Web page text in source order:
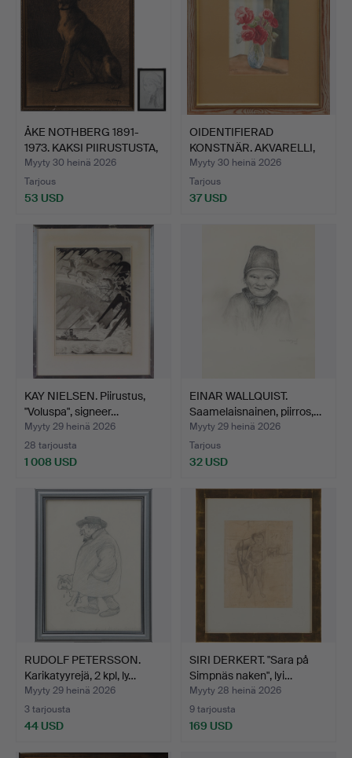
ÅKE NOTHBERG 1891-
1973. KAKSI PIIRUSTUSTA,
…
Myyty 30 heinä 2026
Tarjous
53 USD
OIDENTIFIERAD
KONSTNÄR. AKVARELLI,
paperil…
Myyty 30 heinä 2026
Tarjous
37 USD
KAY NIELSEN. Piirustus,
"Voluspa", signeer…
Myyty 29 heinä 2026
28 tarjousta
1 008 USD
EINAR WALLQUIST.
Saamelaisnainen, piirros,…
Myyty 29 heinä 2026
Tarjous
32 USD
RUDOLF PETERSSON.
Karikatyyrejä, 2 kpl, ly…
Myyty 29 heinä 2026
3 tarjousta
44 USD
SIRI DERKERT. "Sara på
Simpnäs naken", lyi…
Myyty 28 heinä 2026
9 tarjousta
169 USD